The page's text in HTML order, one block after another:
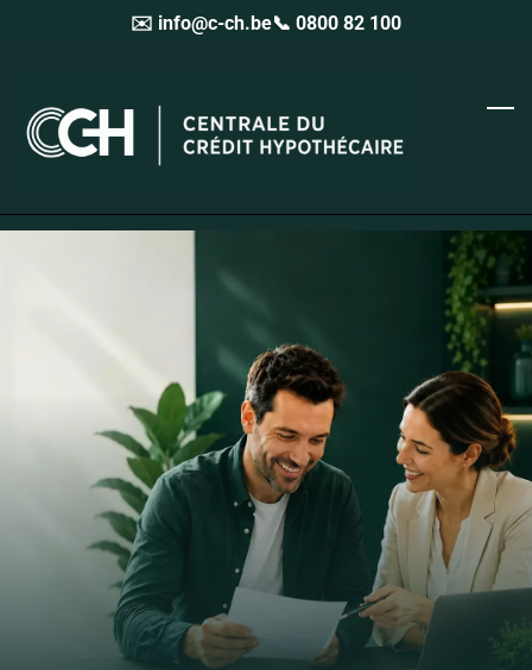
✉️ info@c-ch.be📞 0800 82 100
main